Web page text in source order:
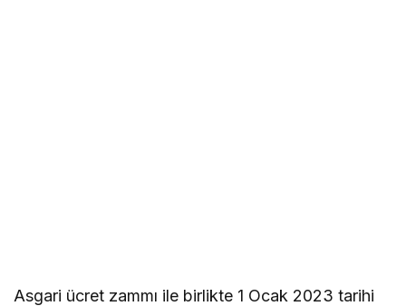
Asgari ücret zammı ile birlikte 1 Ocak 2023 tarihi